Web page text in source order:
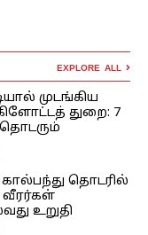
EXPLORE ALL
முடங்கிய
துறை: 7
தொடரில்
வீரர்கள்
உறுதி